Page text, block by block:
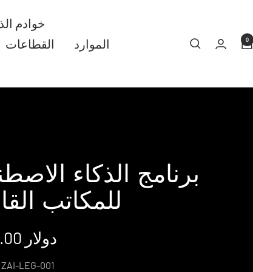
خوادم
القطاعات
الموارد
0
برنامج الذكاء
للمكاتب
19,900.00 دولار
ZAI-LEG-001